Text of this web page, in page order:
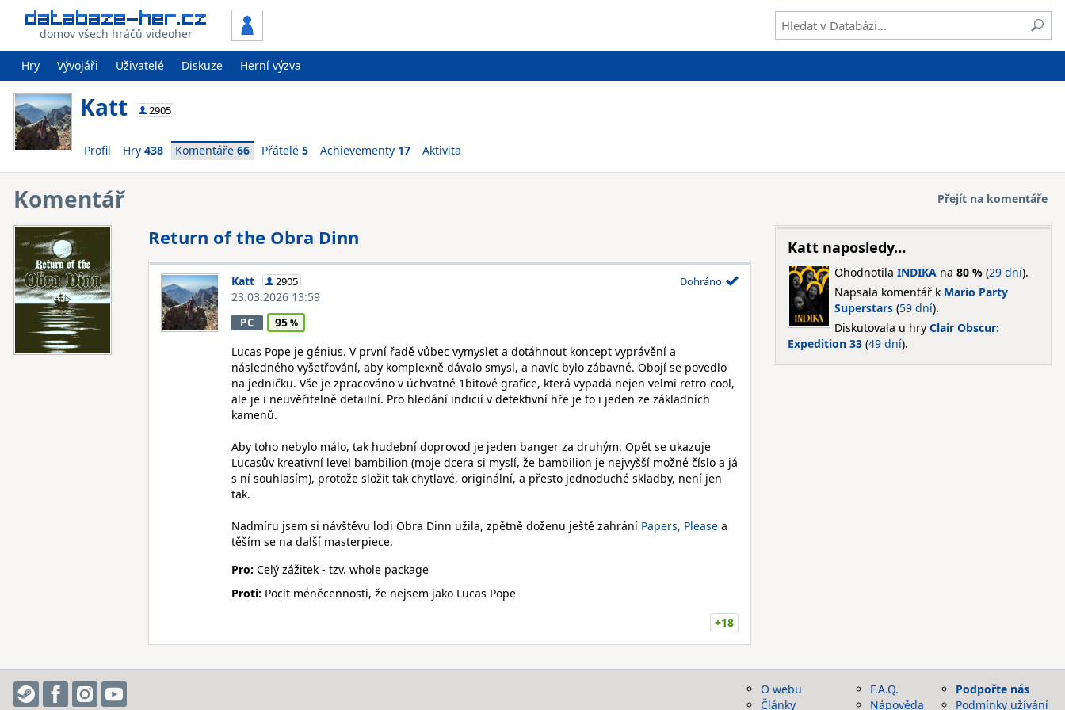
domov všech hráčů videoher
Hry Vývojáři Uživatelé Diskuze Herní výzva
Katt 2905
Profil Hry 438 Komentáře 66 Přátelé 5 Achievementy 17 Aktivita
Komentář Přejít na komentáře
Return of the Obra Dinn
Katt 2905
23.03.2026 13:59
Dohráno
PC
95
Lucas Pope je génius. V první řadě vůbec vymyslet a dotáhnout koncept vyprávění a
následného vyšetřování, aby komplexně dávalo smysl, a navíc bylo zábavné. Obojí se povedlo
na jedničku. Vše je zpracováno v úchvatné 1bitové grafice, která vypadá nejen velmi retro-cool,
ale je i neuvěřitelně detailní. Pro hledání indicií v detektivní hře je to i jeden ze základních
kamenů.
Aby toho nebylo málo, tak hudební doprovod je jeden banger za druhým. Opět se ukazuje
Lucasův kreativní level bambilion (moje dcera si myslí, že bambilion je nejvyšší možné číslo a já
s ní souhlasím), protože složit tak chytlavé, originální, a přesto jednoduché skladby, není jen
tak.
Nadmíru jsem si návštěvu lodi Obra Dinn užila, zpětně doženu ještě zahrání Papers, Please a
těším se na další masterpiece.
Pro: Celý zážitek - tzv. whole package
Proti: Pocit méněcennosti, že nejsem jako Lucas Pope
+18
Katt naposledy…
Ohodnotila INDIKAna 80 %(29 dní).
Napsala komentář k Mario Party
Superstars(59 dní).
Diskutovala u hry Clair Obscur:
Expedition 33(49 dní).
O webu
Články
F.A.Q.
Nápověda
Podpořte nás
Podmínky užívání